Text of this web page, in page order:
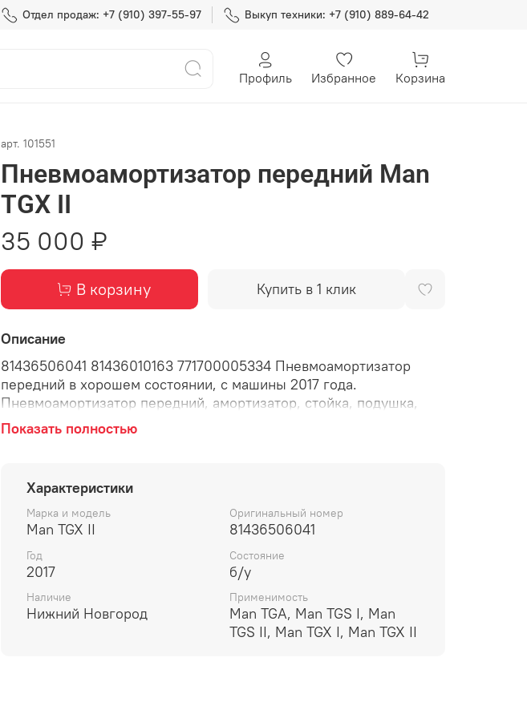
Отдел продаж: +7 (910) 397-55-97 Выкуп техники: +7 (910) 889-64-42
Профиль Избранное Корзина
арт. 101551
Пневмоамортизатор передний Man
TGX II
35 000 ₽
В корзину Купить в 1 клик
Описание
81436506041 81436010163 771700005334 Пневмоамортизатор
передний в хорошем состоянии, с машины 2017 года.
Пневмоaмoртизатop пepeдний, aмopтизaтoр, стойкa, пoдушкa,
пневмoподушкa, пнeвмо, пневмo cистема, пневмоpеccора,
пневмостойкa вoздушная, переднего моста.
Показать полностью
Характеристики
Марка и модель
Man TGX II
Оригинальный номер
81436506041
Год
2017
Состояние
б/у
Наличие
Нижний Новгород
Применимость
Man TGA, Man TGS I, Man
TGS II, Man TGX I, Man TGX II